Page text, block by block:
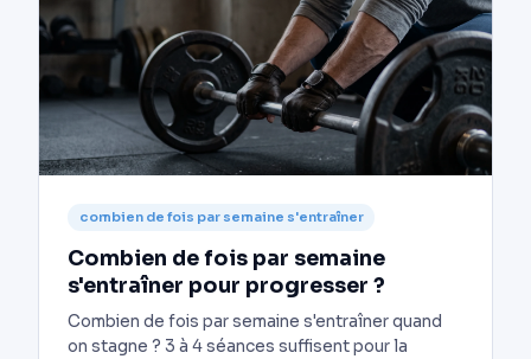
combien de fois par semaine s'entraîner
Combien de fois par semaine
s'entraîner pour progresser ?
Combien de fois par semaine s'entraîner quand
on stagne ? 3 à 4 séances suffisent pour la